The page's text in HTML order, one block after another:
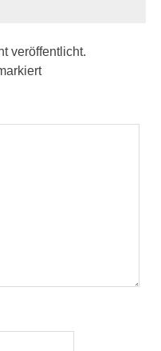
veröffentlicht.